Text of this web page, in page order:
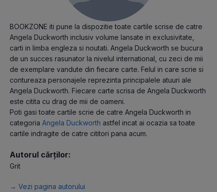
BOOKZONE iti pune la dispozitie toate cartile scrise de catre
Angela Duckworth inclusiv volume lansate in exclusivitate,
carti in limba engleza si noutati. Angela Duckworth se bucura
de un succes rasunator la nivelul international, cu zeci de mii
de exemplare vandute din fiecare carte. Felul in care scrie si
contureaza personajele reprezinta principalele atuuri ale
Angela Duckworth. Fiecare carte scrisa de Angela Duckworth
este citita cu drag de mii de oameni.
Poti gasi toate cartile scrie de catre Angela Duckworth in
categoria Angela Duckworth astfel incat ai ocazia sa toate
cartile indragite de catre cititori pana acum.
Autorul cărților:
Grit
→ Vezi pagina autorului